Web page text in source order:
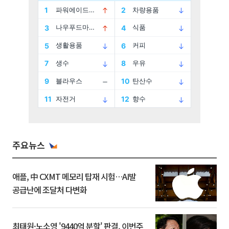
주요뉴스
애플, 中 CXMT 메모리 탑재 시험…AI발
공급난에 조달처 다변화
최태원·노소영 '9440억 분할' 판결, 이번주